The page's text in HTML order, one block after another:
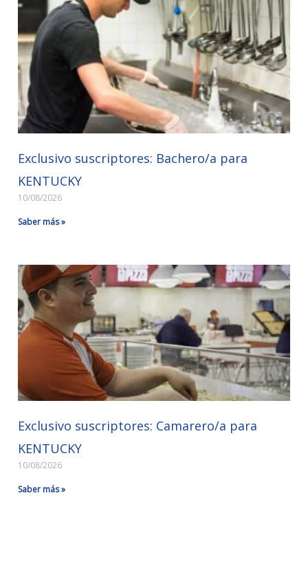
Exclusivo suscriptores: Bachero/a para
KENTUCKY
10/08/2026
Saber más »
Exclusivo suscriptores: Camarero/a para
KENTUCKY
10/08/2026
Saber más »